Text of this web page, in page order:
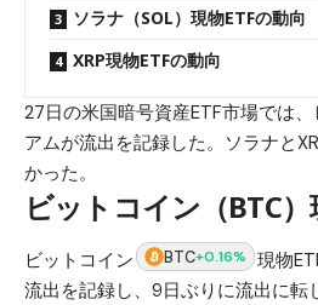
ソラナ（SOL）現物ETFの動向
XRP現物ETFの動向
27日の米国暗号資産ETF市場では
アムが流出を記録した。ソラナと
かった。
ビットコイン（BTC）
ビットコイン BTC+0.16%
現物
流出を記録し、9日ぶりに流出に転